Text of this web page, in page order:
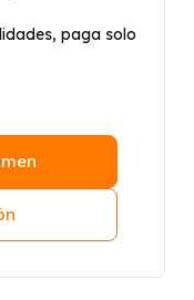
paga solo